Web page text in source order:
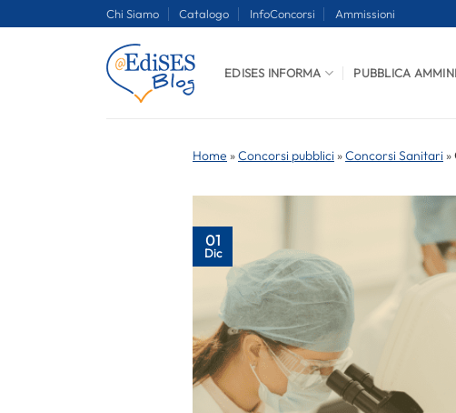
Chi Siamo Catalogo InfoConcorsi Ammissioni
EDISES INFORMA PUBBLICA
Home »Concorsi pubblici »Concorsi Sanitari »
01
Dic